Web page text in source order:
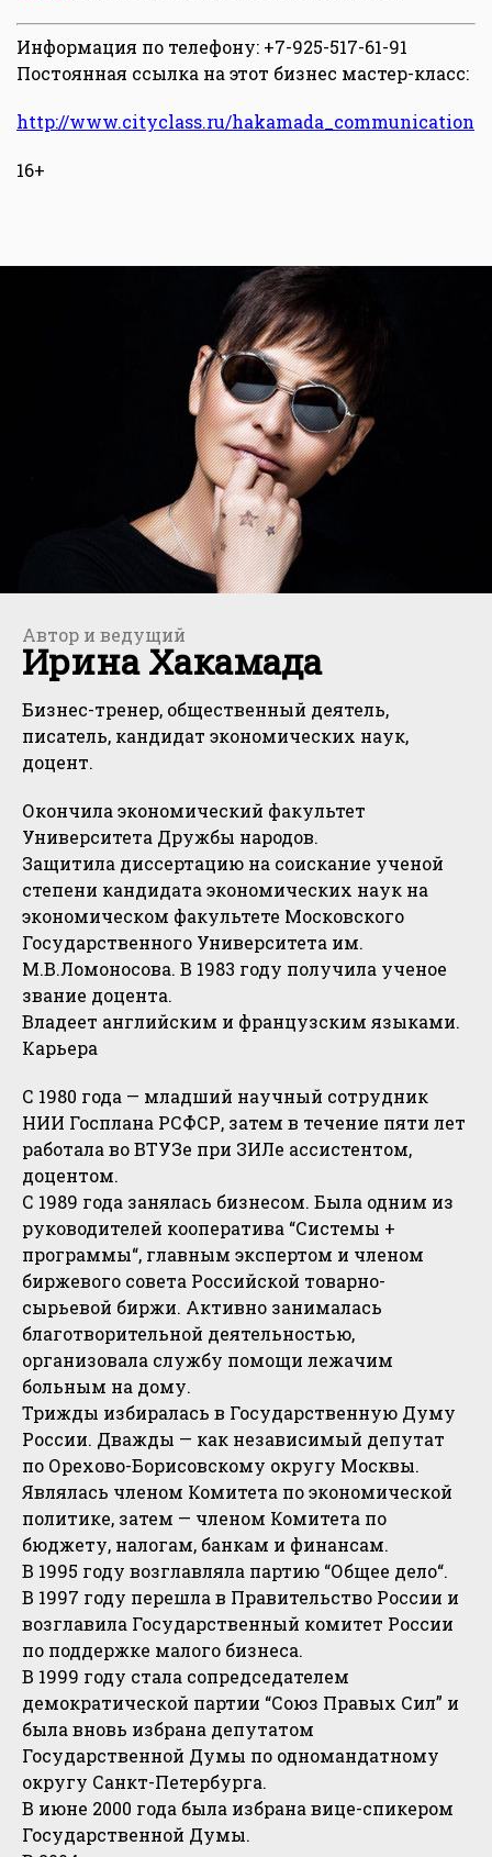
Информация по телефону: +7-925-517-61-91
Постоянная ссылка на этот бизнес мастер-класс:
http://www.cityclass.ru/hakamada_communication
16+
Автор и ведущий
Ирина Хакамада
Бизнес-тренер, общественный деятель,
писатель, кандидат экономических наук,
доцент.
Окончила экономический факультет
Университета Дружбы народов.
Защитила диссертацию на соискание ученой
степени кандидата экономических наук на
экономическом факультете Московского
Государственного Университета им.
М.В.Ломоносова. В 1983 году получила ученое
звание доцента.
Владеет английским и французским языками.
Карьера
С 1980 года — младший научный сотрудник
НИИ Госплана РСФСР, затем в течение пяти лет
работала во ВТУЗе при ЗИЛе ассистентом,
доцентом.
С 1989 года занялась бизнесом. Была одним из
руководителей кооператива “Системы +
программы“, главным экспертом и членом
биржевого совета Российской товарно-
сырьевой биржи. Активно занималась
благотворительной деятельностью,
организовала службу помощи лежачим
больным на дому.
Трижды избиралась в Государственную Думу
России. Дважды — как независимый депутат
по Орехово-Борисовскому округу Москвы.
Являлась членом Комитета по экономической
политике, затем — членом Комитета по
бюджету, налогам, банкам и финансам.
В 1995 году возглавляла партию “Общее дело“.
В 1997 году перешла в Правительство России и
возглавила Государственный комитет России
по поддержке малого бизнеса.
В 1999 году стала сопредседателем
демократической партии “Союз Правых Сил” и
была вновь избрана депутатом
Государственной Думы по одномандатному
округу Санкт-Петербурга.
В июне 2000 года была избрана вице-спикером
Государственной Думы.